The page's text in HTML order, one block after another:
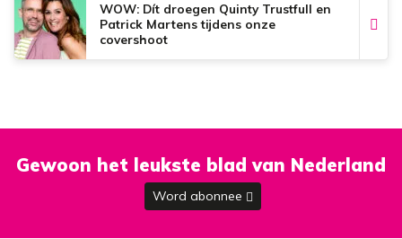
WOW: Dít droegen Quinty Trustfull en
Patrick Martens tijdens onze
covershoot
Gewoon het leukste blad van Nederland
Word abonnee